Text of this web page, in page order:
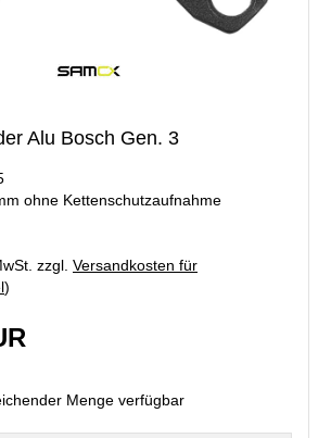
Alu Bosch Gen. 3
ohne Kettenschutzaufnahme
zzgl. Versandkosten für
)
Menge verfügbar